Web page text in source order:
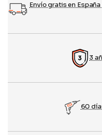
Envío gratis en
3
60